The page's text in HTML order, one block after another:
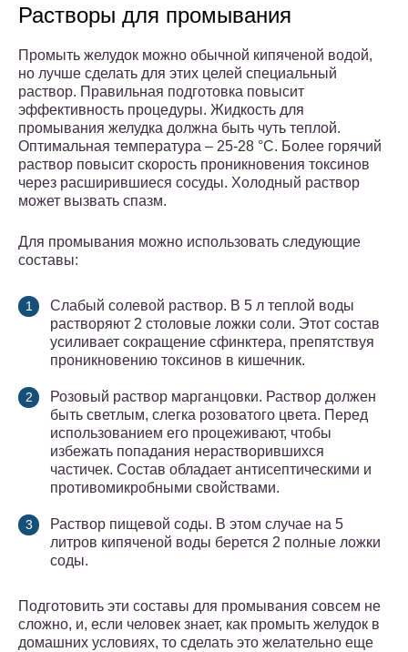
Растворы для промывания
Промыть желудок можно обычной кипяченой водой,
но лучше сделать для этих целей специальный
раствор. Правильная подготовка повысит
эффективность процедуры. Жидкость для
промывания желудка должна быть чуть теплой.
Оптимальная температура – 25-28 °С. Более горячий
раствор повысит скорость проникновения токсинов
через расширившиеся сосуды. Холодный раствор
может вызвать спазм.
Для промывания можно использовать следующие
составы:
Слабый солевой раствор. В 5 л теплой воды
растворяют 2 столовые ложки соли. Этот состав
усиливает сокращение сфинктера, препятствуя
проникновению токсинов в кишечник.
Розовый раствор марганцовки. Раствор должен
быть светлым, слегка розоватого цвета. Перед
использованием его процеживают, чтобы
избежать попадания нерастворившихся
частичек. Состав обладает антисептическими и
противомикробными свойствами.
Раствор пищевой соды. В этом случае на 5
литров кипяченой воды берется 2 полные ложки
соды.
Подготовить эти составы для промывания совсем не
сложно, и, если человек знает, как промыть желудок в
домашних условиях, то сделать это желательно еще